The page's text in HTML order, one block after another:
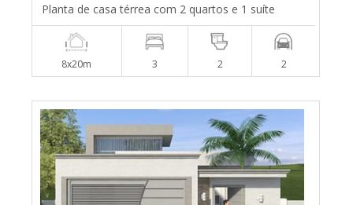
Planta de casa térrea com 2 quartos e 1 suíte
8x20m 3 2 2